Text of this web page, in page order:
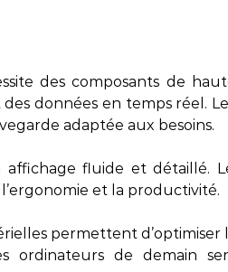
des composants de
données en temps réel.
adaptée aux besoins.
fluide et détaillé.
et la productivité.
permettent
ordinateurs de demain